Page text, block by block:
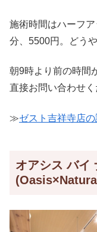
施術時間はハーフ
分、5500円。どう
朝9時より前の時間
直接お問い合わせく
≫ゼスト吉祥寺店
オアシス バイ